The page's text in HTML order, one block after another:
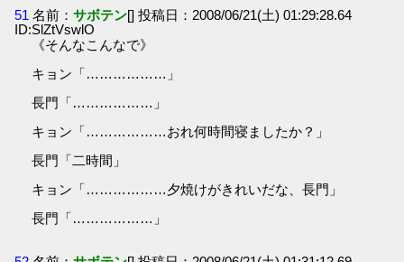
51 名前：サボテン[] 投稿日：2008/06/21(土) 01:29:28.64
ID:SlZtVswlO
《そんなこんなで》
キョン「………………」
長門「………………」
キョン「………………おれ何時間寝ましたか？」
長門「二時間」
キョン「………………夕焼けがきれいだな、長門」
長門「………………」